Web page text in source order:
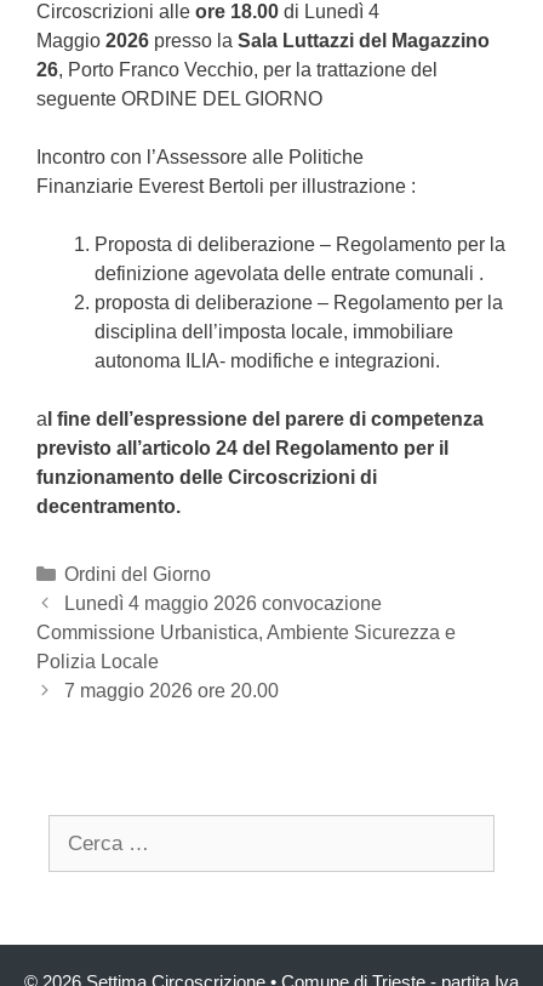
Circoscrizioni alle ore 18.00 di Lunedì 4
Maggio 2026 presso la Sala Luttazzi del Magazzino
26, Porto Franco Vecchio, per la trattazione del
seguente ORDINE DEL GIORNO
Incontro con l’Assessore alle Politiche
Finanziarie Everest Bertoli per illustrazione :
Proposta di deliberazione – Regolamento per la
definizione agevolata delle entrate comunali .
proposta di deliberazione – Regolamento per la
disciplina dell’imposta locale, immobiliare
autonoma ILIA- modifiche e integrazioni.
a l fine dell’espressione del parere di competenza
previsto all’articolo 24 del Regolamento per il
funzionamento delle Circoscrizioni di
decentramento.
Categories
Ordini del Giorno
Post
navigation
Lunedì 4 maggio 2026 convocazione
Commissione Urbanistica, Ambiente Sicurezza e
Polizia Locale
7 maggio 2026 ore 20.00